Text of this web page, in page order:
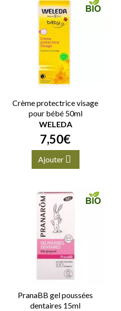
Crème protectrice visage
pour bébé 50ml
WELEDA
7,50€
Ajouter
PranaBB gel poussées
dentaires 15ml